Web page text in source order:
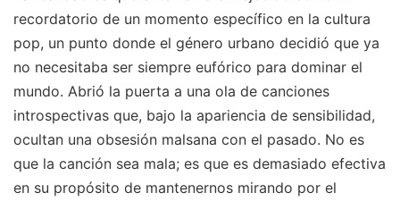
recordatorio de un momento específico en la cultura
pop, un punto donde el género urbano decidió que ya
no necesitaba ser siempre eufórico para dominar el
mundo. Abrió la puerta a una ola de canciones
introspectivas que, bajo la apariencia de sensibilidad,
ocultan una obsesión malsana con el pasado. No es
que la canción sea mala; es que es demasiado efectiva
en su propósito de mantenernos mirando por el